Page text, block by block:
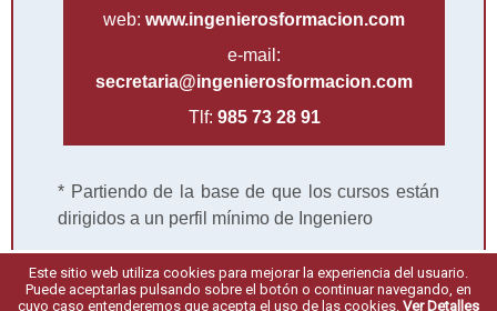
Este sitio web utiliza cookies para mejorar la experiencia del usuario.
Puede aceptarlas pulsando sobre el botón o continuar navegando, en
cuyo caso entenderemos que acepta el uso de las cookies. Ver Detalles
web: www.ingenierosformacion.com
e-mail:
secretaria@ingenierosformacion.com
Tlf: 985 73 28 91
* Partiendo de la base de que los cursos están
dirigidos a un perfil mínimo de Ingeniero
Síguenos en...